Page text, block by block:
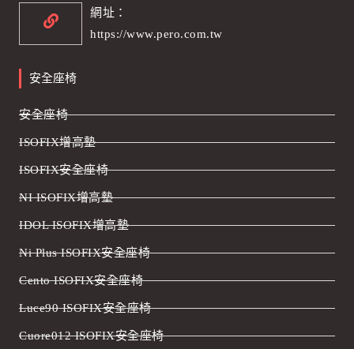
網址：
https://www.pero.com.tw
安全座椅
安全座椅
ISOFIX增高墊
ISOFIX安全座椅
NI ISOFIX增高墊
IDOL ISOFIX增高墊
Ni Plus ISOFIX安全座椅
Cento ISOFIX安全座椅
Luce90 ISOFIX安全座椅
Cuore012 ISOFIX安全座椅